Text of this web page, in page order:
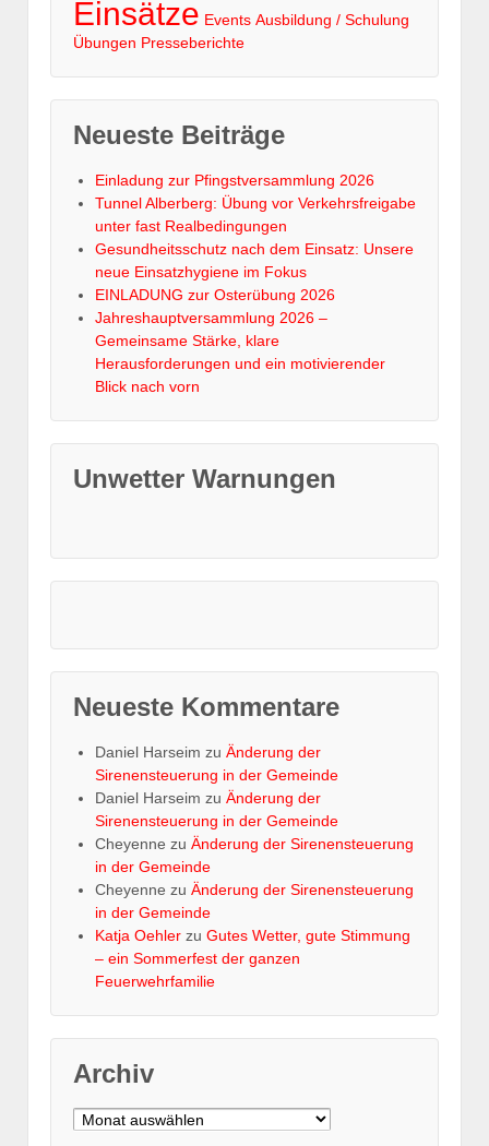
Einsätze Events Ausbildung / Schulung
Übungen Presseberichte
Neueste Beiträge
Einladung zur Pfingstversammlung 2026
Tunnel Alberberg: Übung vor Verkehrsfreigabe
unter fast Realbedingungen
Gesundheitsschutz nach dem Einsatz: Unsere
neue Einsatzhygiene im Fokus
EINLADUNG zur Osterübung 2026
Jahreshauptversammlung 2026 –
Gemeinsame Stärke, klare
Herausforderungen und ein motivierender
Blick nach vorn
Unwetter Warnungen
Neueste Kommentare
Daniel Harseim zu Änderung der
Sirenensteuerung in der Gemeinde
Daniel Harseim zu Änderung der
Sirenensteuerung in der Gemeinde
Cheyenne zu Änderung der Sirenensteuerung
in der Gemeinde
Cheyenne zu Änderung der Sirenensteuerung
in der Gemeinde
Katja Oehler zu Gutes Wetter, gute Stimmung
– ein Sommerfest der ganzen
Feuerwehrfamilie
Archiv
Archiv